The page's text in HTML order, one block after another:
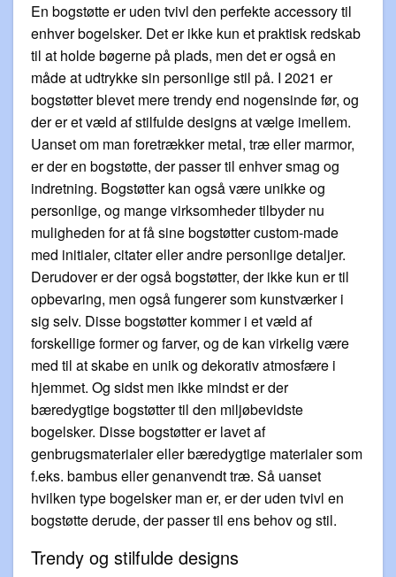
En bogstøtte er uden tvivl den perfekte accessory til
enhver bogelsker. Det er ikke kun et praktisk redskab
til at holde bøgerne på plads, men det er også en
måde at udtrykke sin personlige stil på. I 2021 er
bogstøtter blevet mere trendy end nogensinde før, og
der er et væld af stilfulde designs at vælge imellem.
Uanset om man foretrækker metal, træ eller marmor,
er der en bogstøtte, der passer til enhver smag og
indretning. Bogstøtter kan også være unikke og
personlige, og mange virksomheder tilbyder nu
muligheden for at få sine bogstøtter custom-made
med initialer, citater eller andre personlige detaljer.
Derudover er der også bogstøtter, der ikke kun er til
opbevaring, men også fungerer som kunstværker i
sig selv. Disse bogstøtter kommer i et væld af
forskellige former og farver, og de kan virkelig være
med til at skabe en unik og dekorativ atmosfære i
hjemmet. Og sidst men ikke mindst er der
bæredygtige bogstøtter til den miljøbevidste
bogelsker. Disse bogstøtter er lavet af
genbrugsmaterialer eller bæredygtige materialer som
f.eks. bambus eller genanvendt træ. Så uanset
hvilken type bogelsker man er, er der uden tvivl en
bogstøtte derude, der passer til ens behov og stil.
Trendy og stilfulde designs